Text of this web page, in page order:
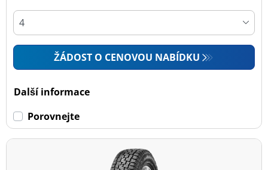
ŽÁDOST O CENOVOU NABÍDKU
Další informace
Porovnejte